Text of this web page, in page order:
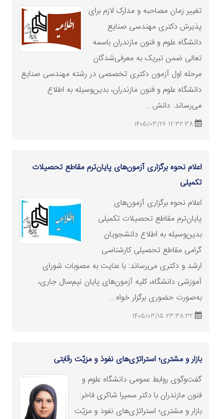
تغییر زمان مصاحبه و مدارک لازم برای
پذیرش دکتری مهندسی صنایع
دانشگاه علوم و فنون مازندران باسمه
تعالی ضمن تبریک به معرفی‌شدگان
مرحله اول آزمون دکتری تخصصی در رشته‌ مهندسی صنایع
دانشگاه علوم و فنون مازندران، بدین‌وسیله به اطلاع
می‌رساند: دانش ..
12:32:38 1405/03/26
اعلام نحوه برگزاری آزمون‌های پایان‌ترم مقاطع تحصیلات
تکمیلی
اعلام نحوه برگزاری آزمون‌های
پایان‌ترم مقاطع تحصیلات تکمیلی
بدین‌وسیله به اطلاع دانشجویان
گرامی مقاطع تحصیلی کارشناسی
ارشد و دکتری می‌رساند: با عنایت به مصوبات شورای
آموزشی دانشگاه، کلیه آزمون‌های پایان نیم‌سال جاری،
به‌صورت حضوری برگزار خواه ..
23:38:32 1405/03/15
بازار و مشتری؛ استراتژی‌های نفوذ و مزیّت رقابتی
گفت‌وگوی روابط عمومی دانشگاه علوم و
فنون مازندران با دکتر سمیرا شاکری فاخر:
بازار و مشتری؛ استراتژی‌های نفوذ و مزیّت